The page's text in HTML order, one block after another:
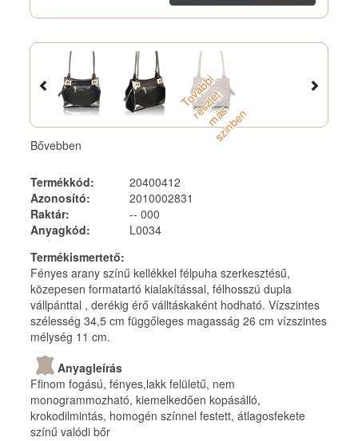
T
o
v
á
b
b
i
r
é
s
z
l
e
t
m
á
s
s
z
i
n
b
e
n
Bővebben
Termékkód:
20400412
Azonosító:
2010002831
Raktár:
-- 000
Anyagkód:
L0034
Termékismertető:
Fényes arany színű kellékkel félpuha szerkesztésű,
közepesen formatartó kialakítással, félhosszú dupla
vállpánttal , derékig érő válltáskaként hodható. Vízszintes
szélesség 34,5 cm függőleges magasság 26 cm vízszintes
mélység 11 cm.
Anyagleírás
Ffinom fogású, fényes,lakk felületű, nem
monogrammozható, kiemelkedően kopásálló,
krokodilmintás, homogén színnel festett, átlagosfekete
színű valódi bőr